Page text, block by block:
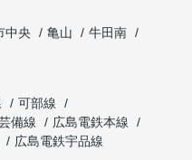
中央 亀山
牛田南
可部線
備線
広島電鉄本線
広島電鉄宇品線